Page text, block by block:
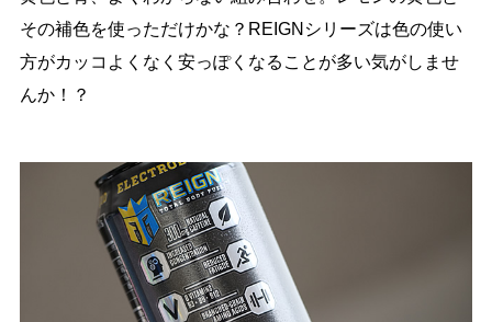
その補色を使っただけかな？REIGNシリーズは色の使い
方がカッコよくなく安っぽくなることが多い気がしませ
んか！？